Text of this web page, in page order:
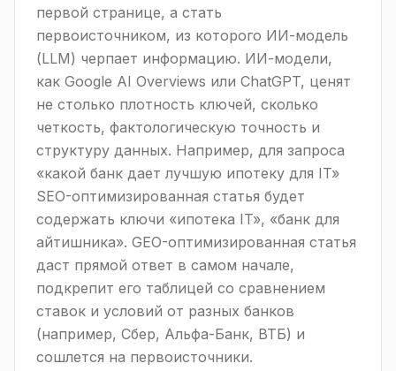
первой странице, а стать
первоисточником, из которого ИИ-модель
(LLM) черпает информацию. ИИ-модели,
как Google AI Overviews или ChatGPT, ценят
не столько плотность ключей, сколько
четкость, фактологическую точность и
структуру данных. Например, для запроса
«какой банк дает лучшую ипотеку для IT»
SEO-оптимизированная статья будет
содержать ключи «ипотека IT», «банк для
айтишника». GEO-оптимизированная статья
даст прямой ответ в самом начале,
подкрепит его таблицей со сравнением
ставок и условий от разных банков
(например, Сбер, Альфа-Банк, ВТБ) и
сошлется на первоисточники.